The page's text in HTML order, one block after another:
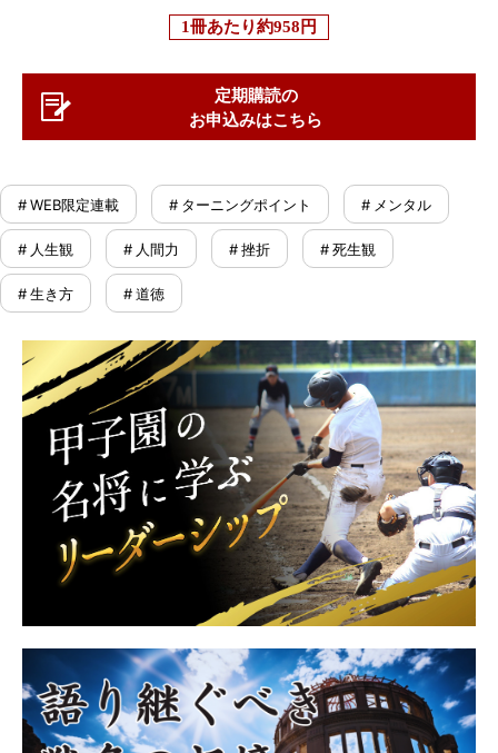
1冊あたり約958円
定期購読の
お申込みはこちら
# WEB限定連載 # ターニングポイント # メンタル
# 人生観 # 人間力 # 挫折 # 死生観
# 生き方 # 道徳